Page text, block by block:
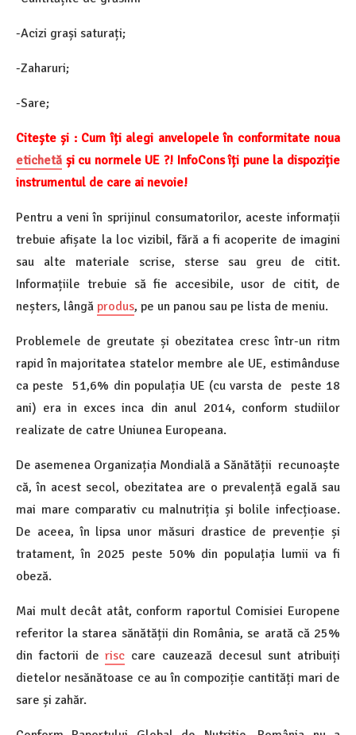
-Acizi grași saturați;
-Zaharuri;
-Sare;
Citește și : Cum îți alegi anvelopele în conformitate noua
etichetă și cu normele UE ?! InfoCons îți pune la dispoziție
instrumentul de care ai nevoie!
Pentru a veni în sprijinul consumatorilor, aceste informații
trebuie afișate la loc vizibil, fără a fi acoperite de imagini
sau alte materiale scrise, sterse sau greu de citit.
Informațiile trebuie să fie accesibile, usor de citit, de
neșters, lângă produs, pe un panou sau pe lista de meniu.
Problemele de greutate și obezitatea cresc într-un ritm
rapid în majoritatea statelor membre ale UE, estimânduse
ca peste 51,6% din populația UE (cu varsta de peste 18
ani) era in exces inca din anul 2014, conform studiilor
realizate de catre Uniunea Europeana.
De asemenea Organizația Mondială a Sănătății recunoaște
că, în acest secol, obezitatea are o prevalență egală sau
mai mare comparativ cu malnutriția și bolile infecțioase.
De aceea, în lipsa unor măsuri drastice de prevenție și
tratament, în 2025 peste 50% din populația lumii va fi
obeză.
Mai mult decât atât, conform raportul Comisiei Europene
referitor la starea sănătății din România, se arată că 25%
din factorii derisc care cauzează decesul sunt atribuiți
dietelor nesănătoase ce au în compoziție cantități mari de
sare și zahăr.